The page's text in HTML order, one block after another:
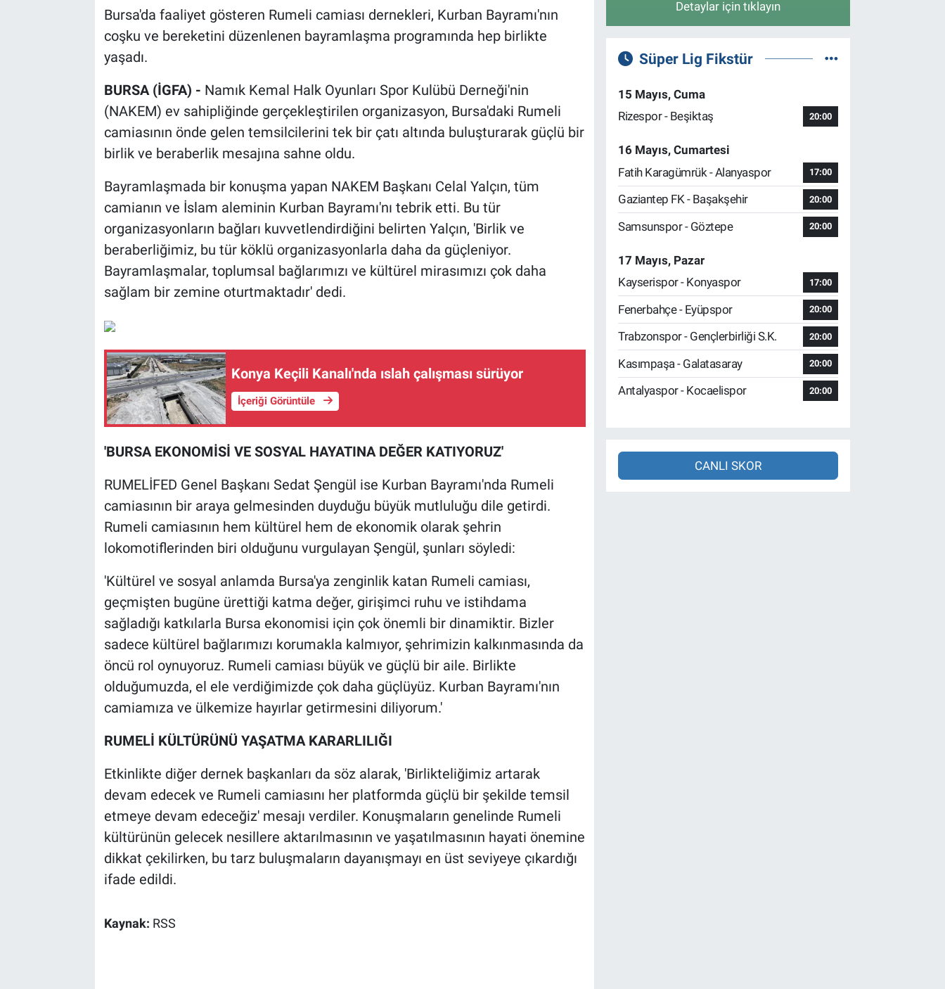
Bursa'da faaliyet gösteren Rumeli camiası dernekleri, Kurban Bayramı'nın
coşku ve bereketini düzenlenen bayramlaşma programında hep birlikte
yaşadı.
BURSA (İGFA) - Namık Kemal Halk Oyunları Spor Kulübü Derneği'nin
(NAKEM) ev sahipliğinde gerçekleştirilen organizasyon, Bursa'daki Rumeli
camiasının önde gelen temsilcilerini tek bir çatı altında buluşturarak güçlü bir
birlik ve beraberlik mesajına sahne oldu.
Bayramlaşmada bir konuşma yapan NAKEM Başkanı Celal Yalçın, tüm
camianın ve İslam aleminin Kurban Bayramı'nı tebrik etti. Bu tür
organizasyonların bağları kuvvetlendirdiğini belirten Yalçın, 'Birlik ve
beraberliğimiz, bu tür köklü organizasyonlarla daha da güçleniyor.
Bayramlaşmalar, toplumsal bağlarımızı ve kültürel mirasımızı çok daha
sağlam bir zemine oturtmaktadır' dedi.
Konya Keçili Kanalı'nda ıslah çalışması sürüyor
İçeriği Görüntüle
'BURSA EKONOMİSİ VE SOSYAL HAYATINA DEĞER KATIYORUZ'
RUMELİFED Genel Başkanı Sedat Şengül ise Kurban Bayramı'nda Rumeli
camiasının bir araya gelmesinden duyduğu büyük mutluluğu dile getirdi.
Rumeli camiasının hem kültürel hem de ekonomik olarak şehrin
lokomotiflerinden biri olduğunu vurgulayan Şengül, şunları söyledi:
'Kültürel ve sosyal anlamda Bursa'ya zenginlik katan Rumeli camiası,
geçmişten bugüne ürettiği katma değer, girişimci ruhu ve istihdama
sağladığı katkılarla Bursa ekonomisi için çok önemli bir dinamiktir. Bizler
sadece kültürel bağlarımızı korumakla kalmıyor, şehrimizin kalkınmasında da
öncü rol oynuyoruz. Rumeli camiası büyük ve güçlü bir aile. Birlikte
olduğumuzda, el ele verdiğimizde çok daha güçlüyüz. Kurban Bayramı'nın
camiamıza ve ülkemize hayırlar getirmesini diliyorum.'
RUMELİ KÜLTÜRÜNÜ YAŞATMA KARARLILIĞI
Etkinlikte diğer dernek başkanları da söz alarak, 'Birlikteliğimiz artarak
devam edecek ve Rumeli camiasını her platformda güçlü bir şekilde temsil
etmeye devam edeceğiz' mesajı verdiler. Konuşmaların genelinde Rumeli
kültürünün gelecek nesillere aktarılmasının ve yaşatılmasının hayati önemine
dikkat çekilirken, bu tarz buluşmaların dayanışmayı en üst seviyeye çıkardığı
ifade edildi.
Kaynak: RSS
Detaylar için tıklayın
Süper Lig Fikstür
15 Mayıs, Cuma
Rizespor - Beşiktaş
20:00
16 Mayıs, Cumartesi
Fatih Karagümrük - Alanyaspor
17:00
Gaziantep FK - Başakşehir 20:00
Samsunspor - Göztepe 20:00
17 Mayıs, Pazar
Kayserispor - Konyaspor
17:00
Fenerbahçe - Eyüpspor 20:00
Trabzonspor - Gençlerbirliği S.K. 20:00
Kasımpaşa - Galatasaray 20:00
Antalyaspor - Kocaelispor 20:00
CANLI SKOR